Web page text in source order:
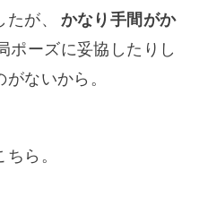
が、
かなり手間がか
ポーズに妥協したりし
ないから。
ら。